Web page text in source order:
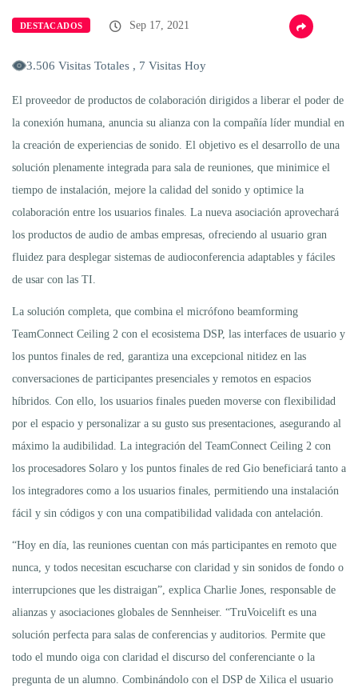
DESTACADOS Sep 17, 2021
3.506 Visitas Totales , 7 Visitas Hoy
El proveedor de productos de colaboración dirigidos a liberar el poder de
la conexión humana, anuncia su alianza con la compañía líder mundial en
la creación de experiencias de sonido. El objetivo es el desarrollo de una
solución plenamente integrada para sala de reuniones, que minimice el
tiempo de instalación, mejore la calidad del sonido y optimice la
colaboración entre los usuarios finales. La nueva asociación aprovechará
los productos de audio de ambas empresas, ofreciendo al usuario gran
fluidez para desplegar sistemas de audioconferencia adaptables y fáciles
de usar con las TI.
La solución completa, que combina el micrófono beamforming
TeamConnect Ceiling 2 con el ecosistema DSP, las interfaces de usuario y
los puntos finales de red, garantiza una excepcional nitidez en las
conversaciones de participantes presenciales y remotos en espacios
híbridos. Con ello, los usuarios finales pueden moverse con flexibilidad
por el espacio y personalizar a su gusto sus presentaciones, asegurando al
máximo la audibilidad. La integración del TeamConnect Ceiling 2 con
los procesadores Solaro y los puntos finales de red Gio beneficiará tanto a
los integradores como a los usuarios finales, permitiendo una instalación
fácil y sin códigos y con una compatibilidad validada con antelación.
“Hoy en día, las reuniones cuentan con más participantes en remoto que
nunca, y todos necesitan escucharse con claridad y sin sonidos de fondo o
interrupciones que les distraigan”, explica Charlie Jones, responsable de
alianzas y asociaciones globales de Sennheiser. “TruVoicelift es una
solución perfecta para salas de conferencias y auditorios. Permite que
todo el mundo oiga con claridad el discurso del conferenciante o la
pregunta de un alumno. Combinándolo con el DSP de Xilica el usuario